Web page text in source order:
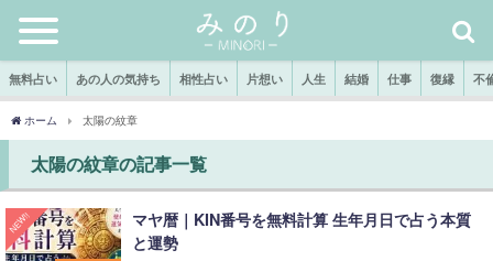
無料占い あの人の気持ち 相性占い 片想い 人生 結婚 仕事 復縁 不
ホーム 太陽の紋章
太陽の紋章の記事一覧
NEW!!
マヤ暦｜KIN番号を無料計算 生年月日で占う本質
と運勢